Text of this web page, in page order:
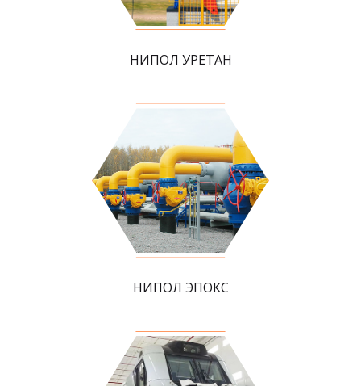
НИПОЛ УРЕТАН
НИПОЛ ЭПОКС